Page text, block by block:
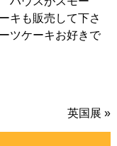
キも販売して下さ
ツケーキお好きで
英国展 »